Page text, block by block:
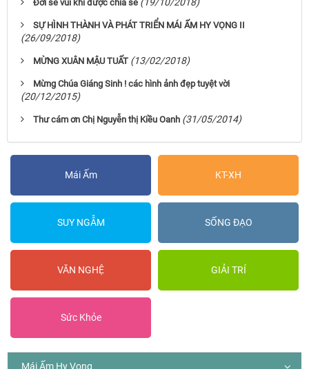
Đời sẽ vui khi được chia sẻ (19/10/2018)
SỰ HÌNH THÀNH VÀ PHÁT TRIỂN MÁI ẤM HY VỌNG II
(26/09/2018)
MỪNG XUÂN MẬU TUẤT (13/02/2018)
Mừng Chúa Giáng Sinh ! các hình ảnh đẹp tuyệt vời
(20/12/2015)
Thư cám ơn Chị Nguyễn thị Kiều Oanh (31/05/2014)
Mái Ấm KT-XH
SUY NGẪM SỐNG ĐẠO
VĂN NGHỆ GIẢI TRÍ
Sức Khỏe
Mái Ấm Hy Vọng